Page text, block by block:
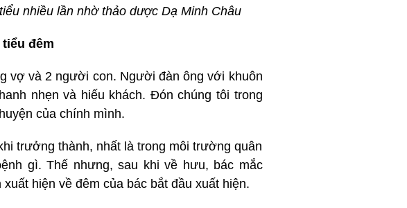
nhiều lần nhờ thảo dược Dạ Minh Châu
đêm
vợ và 2 người con. Người đàn ông với khuôn
nhẹn và hiếu khách. Đón chúng tôi trong
của chính mình.
trưởng thành, nhất là trong môi trường quân
gì. Thế nhưng, sau khi về hưu, bác mắc
hiện về đêm của bác bắt đầu xuất hiện.